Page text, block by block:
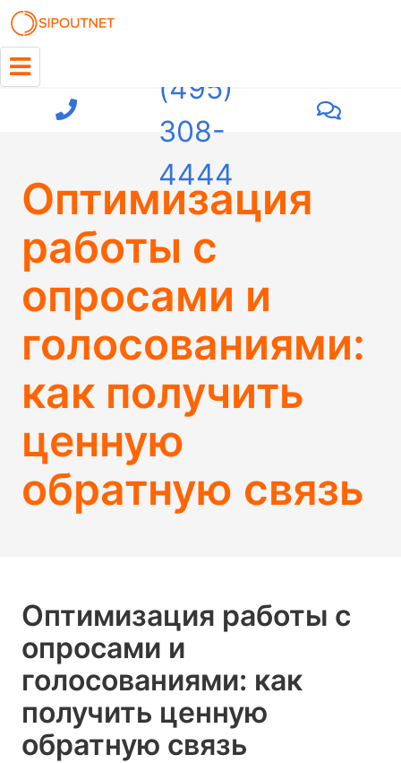
(495)
308-
4444
Оптимизация
работы с
опросами и
голосованиями:
как получить
ценную
обратную связь
Оптимизация работы с
опросами и
голосованиями: как
получить ценную
обратную связь